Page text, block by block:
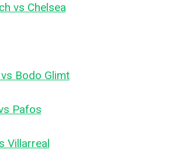
vs Chelsea
Bodo Glimt
Pafos
Villarreal